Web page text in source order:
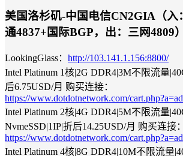
美国洛杉矶-中国电信CN2GIA（入
通4837+国际BGP，出：三网4809）
LookingGlass： http://103.141.1.156:8800/
Intel Platinum 1核|2G DDR4|3M不限流量
后6.75USD/月 购买连接：
https://www.dotdotnetwork.com/
Intel Platinum 2核|4G DDR4|5M不限流量
NvmeSSD|1IP|折后14.25USD/月 购买连接：
https://www.dotdotnetwork.com/
Intel Platinum 4核|8G DDR4|10M不限流量